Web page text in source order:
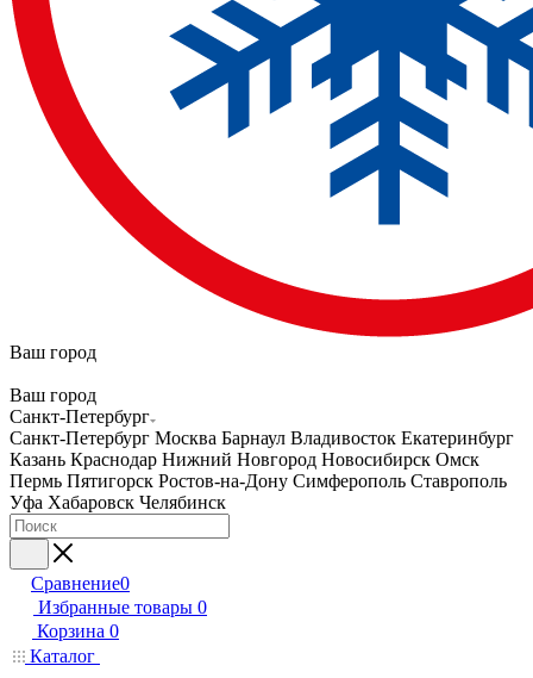
Ваш город
Ваш город
Санкт-Петербург
Санкт-Петербург Москва Барнаул Владивосток Екатеринбург
Казань Краснодар Нижний Новгород Новосибирск Омск
Пермь Пятигорск Ростов-на-Дону Симферополь Ставрополь
Уфа Хабаровск Челябинск
Сравнение0
Избранные товары 0
Корзина 0
Каталог